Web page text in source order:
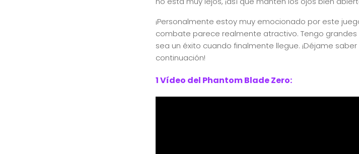
¡Personalmente estoy muy emocionado por este
combate parece realmente atractivo. Tengo
sea un éxito cuando finalmente llegue. ¡Déjame
continuación!
1 Vídeo del Phantom Blade Zero: